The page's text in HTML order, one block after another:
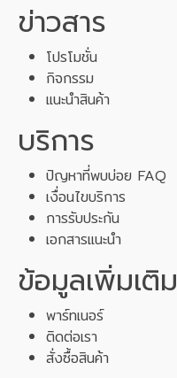
ข่าวสาร
โปรโมชั่น
กิจกรรม
แนะนำสินค้า
บริการ
ปัญหาที่พบบ่อย FAQ
เงื่อนไขบริการ
การรับประกัน
เอกสารแนะนำ
ข้อมูลเพิ่มเติม
พาร์ทเนอร์
ติดต่อเรา
สั่งซื้อสินค้า